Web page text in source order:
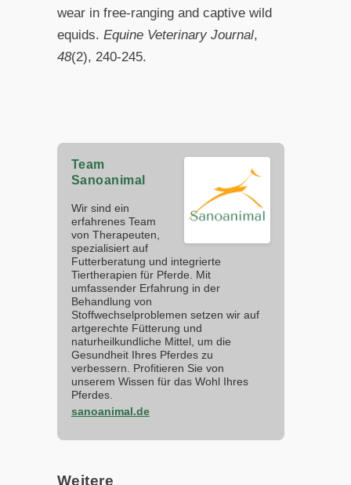
wear in free‐ranging and captive wild
equids. Equine Veterinary Journal,
48(2), 240-245.
Team
Sanoanimal
Wir sind ein
erfahrenes Team
von Therapeuten,
spezialisiert auf
Futterberatung und integrierte
Tiertherapien für Pferde. Mit
umfassender Erfahrung in der
Behandlung von
Stoffwechselproblemen setzen wir auf
artgerechte Fütterung und
naturheilkundliche Mittel, um die
Gesundheit Ihres Pferdes zu
verbessern. Profitieren Sie von
unserem Wissen für das Wohl Ihres
Pferdes.
sanoanimal.de
Weitere